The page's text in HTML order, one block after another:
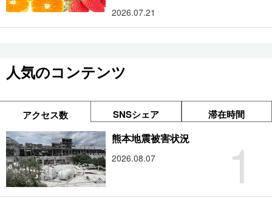
2026.07.21
人気のコンテンツ
アクセス数 SNSシェア 滞在時間
1
熊本地震被害状況
2026.08.07